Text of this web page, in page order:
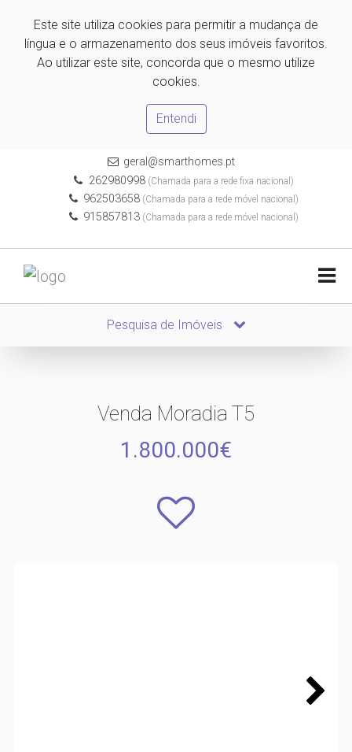
Este site utiliza cookies para permitir a mudança de
língua e o armazenamento dos seus imóveis favoritos.
Ao utilizar este site, concorda que o mesmo utilize
cookies.
Entendi
geral@smarthomes.pt
262980998(Chamada para a rede fixa nacional)
962503658 (Chamada para a rede móvel nacional)
915857813 (Chamada para a rede móvel nacional)
Pesquisa de Imóveis
Venda Moradia T5
1.800.000€